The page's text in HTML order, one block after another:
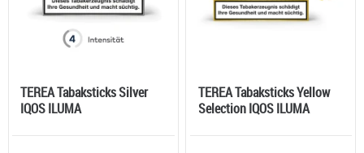
TEREA Tabaksticks Silver
IQOS ILUMA
TEREA Tabaksticks Yellow
Selection IQOS ILUMA